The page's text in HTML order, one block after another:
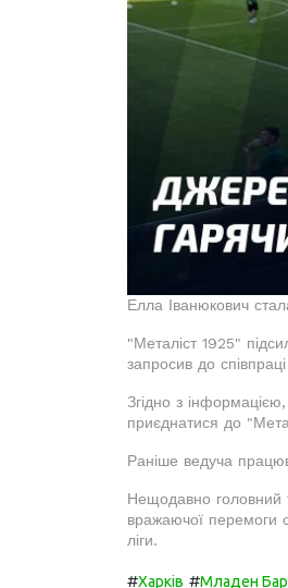
Елла Іванюкович
"Металіст 1925"
запросив до
Згідно з
приєднатися до
Раніше ведуча
Нещодавно головний
вражаючої перемоги
ліги.
#Харків #Младен